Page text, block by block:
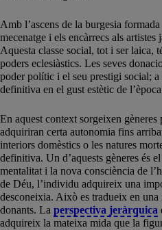
Amb l’ascens de la burgesia
mecenatge i els encàrrecs als artistes
Aquesta classe social, tot i ser laica,
poders eclesiàstics. Les seves
poder polític i el seu prestigi social;
definitiva en el gust estètic de
En aquest context sorgeixen
adquiriran certa autonomia fins
interiors domèstics o les natures
definitiva. Un d’aquests gèneres és el
mentalitat i la nova consciència de
de Déu, l’individu adquireix una
desconeixia. Això es tradueix en
donants. La perspectiva jeràrquica
adquireix la mateixa mida que la